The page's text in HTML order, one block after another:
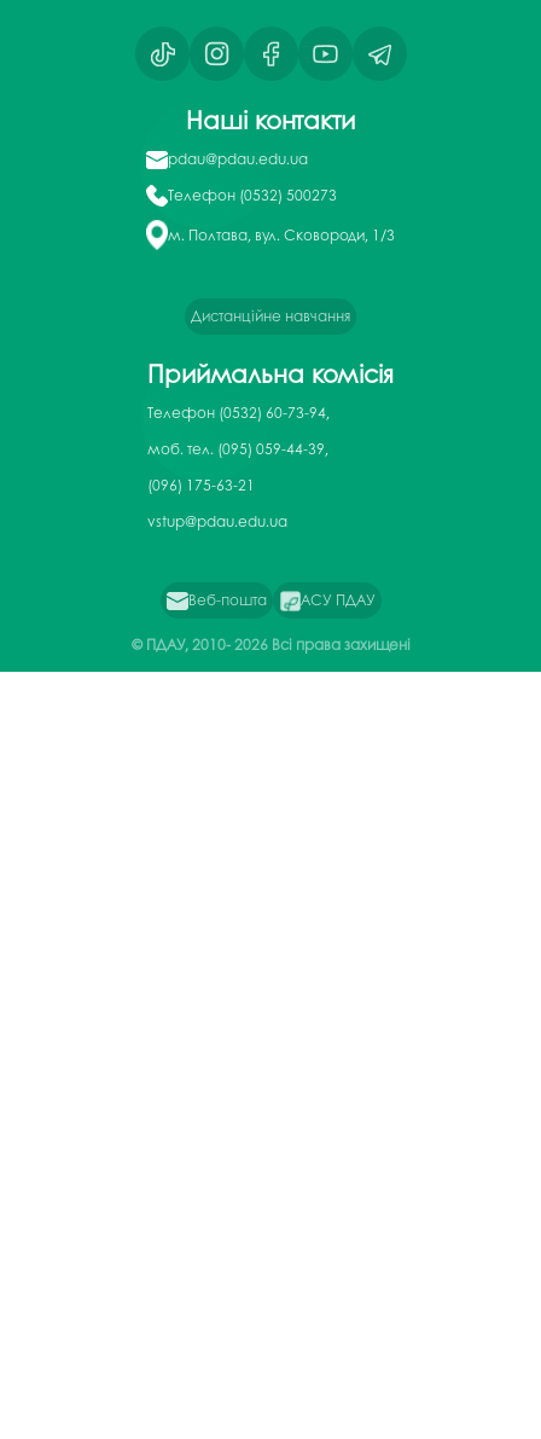
Наші контакти
pdau@pdau.edu.ua
Телефон (0532) 500273
м. Полтава, вул. Сковороди, 1/3
Дистанційне навчання
Приймальна комісія
Телефон (0532) 60-73-94,
моб. тел. (095) 059-44-39,
(096) 175-63-21
vstup@pdau.edu.ua
Веб-пошта АСУ ПДАУ
© ПДАУ, 2010-2026 Всі права захищені